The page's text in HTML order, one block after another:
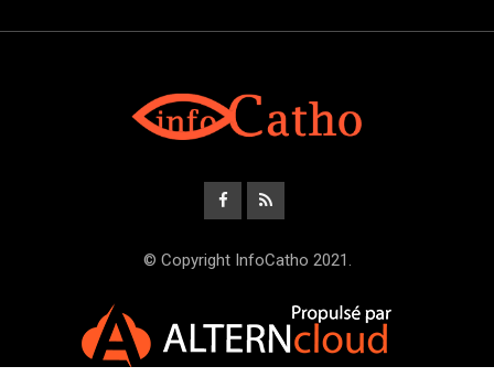
© Copyright InfoCatho 2021.